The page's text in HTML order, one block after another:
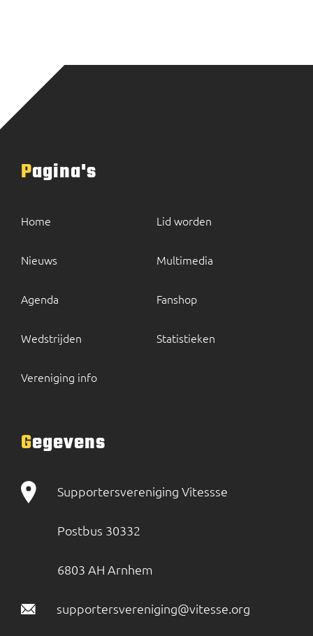
Pagina's
Home
Nieuws
Agenda
Wedstrijden
Vereniging info
Lid worden
Multimedia
Fanshop
Statistieken
Gegevens
Supportersvereniging Vitessse
Postbus 30332
6803 AH Arnhem
supportersvereniging@vitesse.org